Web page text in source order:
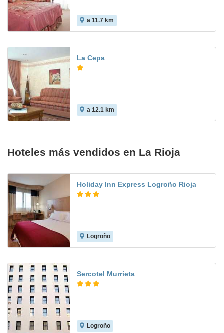
a 11.7 km
La Cepa
a 12.1 km
Hoteles más vendidos en La Rioja
Holiday Inn Express Logroño Rioja
Logroño
Sercotel Murrieta
Logroño